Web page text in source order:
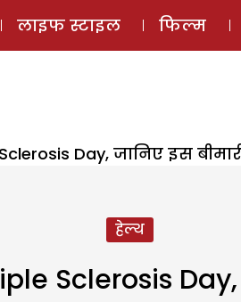
ई-मैगज़ीन
लाइफ स्टाइल फिल्म
Day, जानिए इस
हेल्थ
Sclerosis